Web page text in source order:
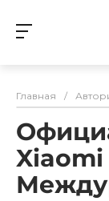
оплату
без
Главная /
Xiaomi